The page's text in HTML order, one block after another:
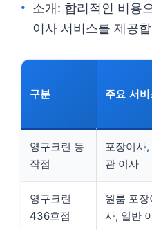
소개: 합리적인 비용
이사 서비스를 제공
구분 주요 서
영구크린 동
작점
포장이사,
관 이사
영구크린
436호점
원룸 포장
사, 일반